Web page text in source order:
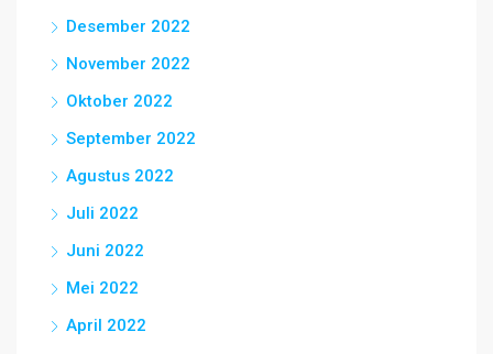
Desember 2022
November 2022
Oktober 2022
September 2022
Agustus 2022
Juli 2022
Juni 2022
Mei 2022
April 2022